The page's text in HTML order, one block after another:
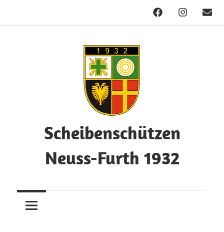
FacebookInstagram
Mail
Scheibenschützen
Neuss-Furth 1932
Willkommen!